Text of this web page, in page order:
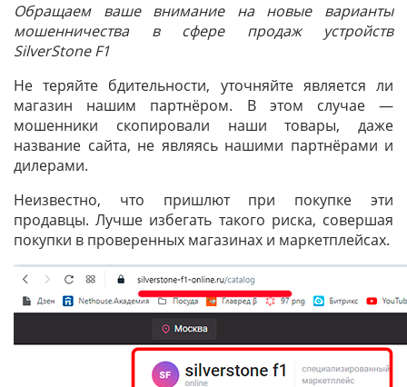
Обращаем ваше внимание на новые варианты
мошенничества в сфере продаж устройств
SilverStone F1
Не теряйте бдительности, уточняйте является ли
магазин нашим партнёром. В этом случае —
мошенники скопировали наши товары, даже
название сайта, не являясь нашими партнёрами и
дилерами.
Неизвестно, что пришлют при покупке эти
продавцы. Лучше избегать такого риска, совершая
покупки в проверенных магазинах и маркетплейсах.